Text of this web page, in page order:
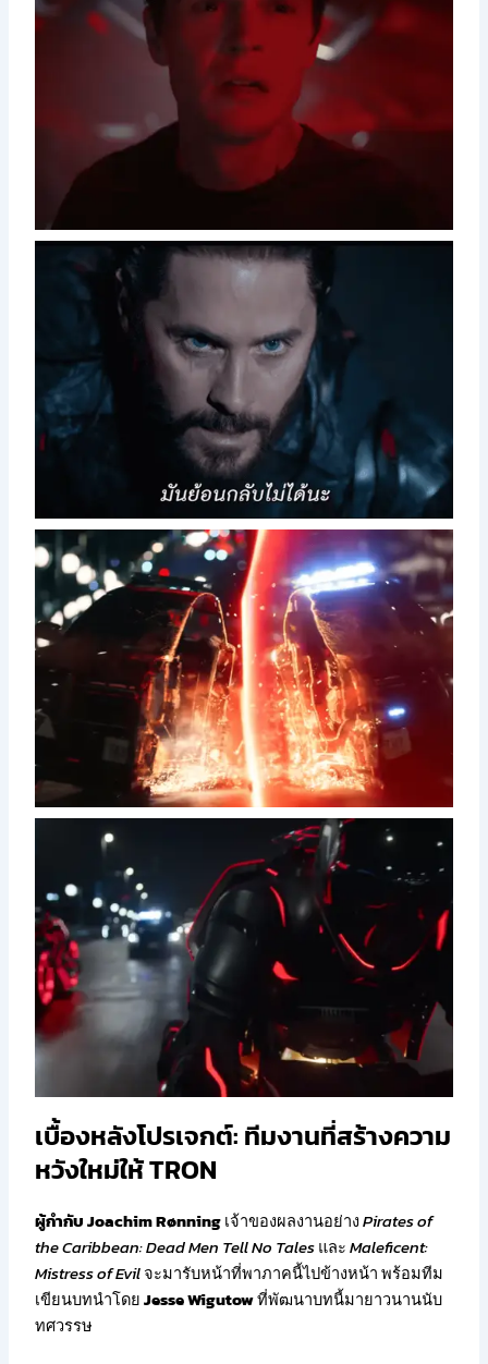
เบื้องหลังโปรเจกต์: ทีมงานที่สร้างความ
หวังใหม่ให้ TRON
ผู้กำกับ Joachim Rønningเจ้าของผลงานอย่างPirates of
the Caribbean: Dead Men Tell No TalesและMaleficent:
Mistress of Evilจะมารับหน้าที่พาภาคนี้ไปข้างหน้า พร้อมทีม
เขียนบทนำโดยJesse Wigutowที่พัฒนาบทนี้มายาวนานนับ
ทศวรรษ